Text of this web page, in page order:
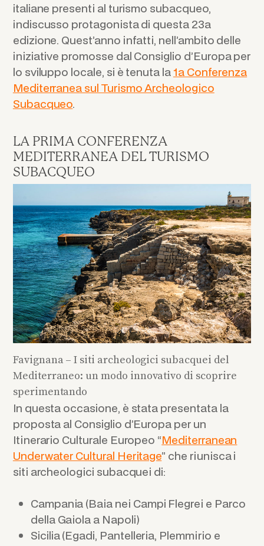
italiane presenti al turismo subacqueo,
indiscusso protagonista di questa 23a
edizione. Quest’anno infatti, nell’ambito delle
iniziative promosse dal Consiglio d’Europa per
lo sviluppo locale, si è tenuta la1a Conferenza
Mediterranea sul Turismo Archeologico
Subacqueo.
LA PRIMA CONFERENZA
MEDITERRANEA DEL TURISMO
SUBACQUEO
Favignana – I siti archeologici subacquei del
Mediterraneo: un modo innovativo di scoprire
sperimentando
In questa occasione, è stata presentata la
proposta al Consiglio d’Europa per un
Itinerario Culturale Europeo “Mediterranean
Underwater Cultural Heritage” che riunisca i
siti archeologici subacquei di:
Campania (Baia nei Campi Flegrei e Parco
della Gaiola a Napoli)
Sicilia (Egadi, Pantelleria, Plemmirio e